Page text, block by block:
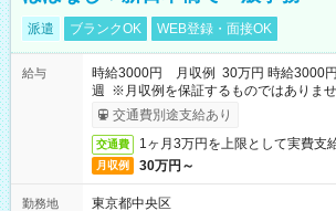
派遣 ブランクOK WEB登録・面接OK
給与
時給3000円 月収例 30万円 時給3000
週 ※月収例を保証するものではありま
ービス利用可（利用条件有）
交通費別途支給あり
交通費 1ヶ月3万円を上限として実費支
月収例 30万円～
勤務地
東京都中央区